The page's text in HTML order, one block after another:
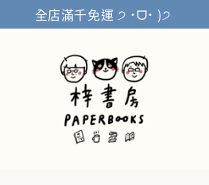
全店滿千免運 ੭ ˙ᗜ˙ )੭